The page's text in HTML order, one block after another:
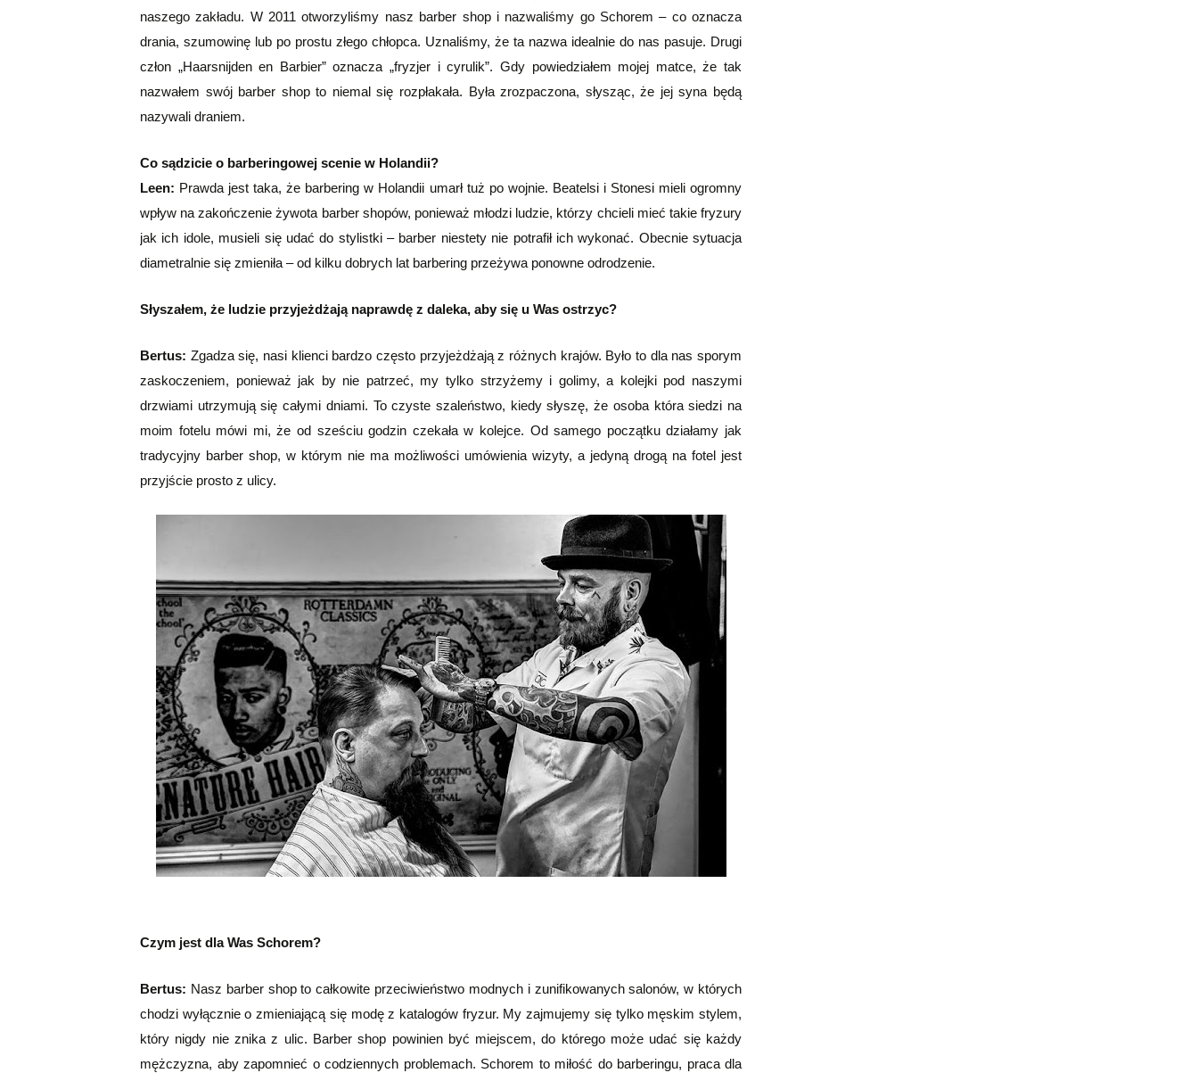
naszego zakładu. W 2011 otworzyliśmy nasz barber shop i nazwaliśmy go Schorem – co oznacza
drania, szumowinę lub po prostu złego chłopca. Uznaliśmy, że ta nazwa idealnie do nas pasuje. Drugi
człon „Haarsnijden en Barbier” oznacza „fryzjer i cyrulik”. Gdy powiedziałem mojej matce, że tak
nazwałem swój barber shop to niemal się rozpłakała. Była zrozpaczona, słysząc, że jej syna będą
nazywali draniem.
Co sądzicie o barberingowej scenie w Holandii?
Leen: Prawda jest taka, że barbering w Holandii umarł tuż po wojnie. Beatelsi i Stonesi mieli ogromny
wpływ na zakończenie żywota barber shopów, ponieważ młodzi ludzie, którzy chcieli mieć takie fryzury
jak ich idole, musieli się udać do stylistki – barber niestety nie potrafił ich wykonać. Obecnie sytuacja
diametralnie się zmieniła – od kilku dobrych lat barbering przeżywa ponowne odrodzenie.
Słyszałem, że ludzie przyjeżdżają naprawdę z daleka, aby się u Was ostrzyc?
Bertus: Zgadza się, nasi klienci bardzo często przyjeżdżają z różnych krajów. Było to dla nas sporym
zaskoczeniem, ponieważ jak by nie patrzeć, my tylko strzyżemy i golimy, a kolejki pod naszymi
drzwiami utrzymują się całymi dniami. To czyste szaleństwo, kiedy słyszę, że osoba która siedzi na
moim fotelu mówi mi, że od sześciu godzin czekała w kolejce. Od samego początku działamy jak
tradycyjny barber shop, w którym nie ma możliwości umówienia wizyty, a jedyną drogą na fotel jest
przyjście prosto z ulicy.
Czym jest dla Was Schorem?
Bertus: Nasz barber shop to całkowite przeciwieństwo modnych i zunifikowanych salonów, w których
chodzi wyłącznie o zmieniającą się modę z katalogów fryzur. My zajmujemy się tylko męskim stylem,
który nigdy nie znika z ulic. Barber shop powinien być miejscem, do którego może udać się każdy
mężczyzna, aby zapomnieć o codziennych problemach. Schorem to miłość do barberingu, praca dla